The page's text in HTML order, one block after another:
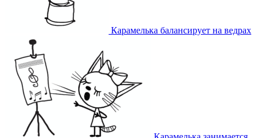
Карамелька балансирует на ведрах